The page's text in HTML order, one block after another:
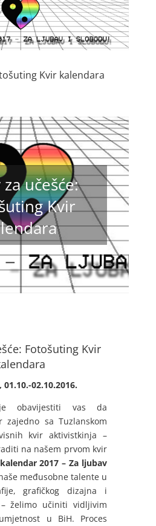
Kvir kalendara
učešće:
Kvir
Fotošuting Kvir
01.10.-02.10.2016.
obavijestiti vas da
zajedno sa Tuzlanskom
kvir aktivistkinja –
na našem prvom kvir
2017 – Za ljubav
međusobne talente u
grafičkog dizajna i
želimo učiniti vidljivim
u BiH. Proces